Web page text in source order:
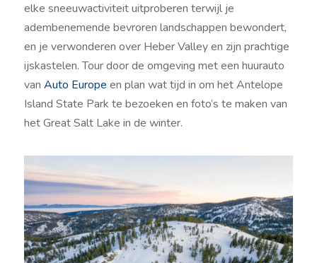
elke sneeuwactiviteit uitproberen terwijl je
adembenemende bevroren landschappen bewondert,
en je verwonderen over Heber Valley en zijn prachtige
ijskastelen. Tour door de omgeving met een huurauto
van Auto Europe en plan wat tijd in om het Antelope
Island State Park te bezoeken en foto’s te maken van
het Great Salt Lake in de winter.